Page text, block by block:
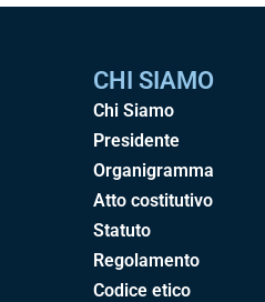
CHI SIAMO
Chi Siamo
Presidente
Organigramma
Atto costitutivo
Statuto
Regolamento
Codice etico